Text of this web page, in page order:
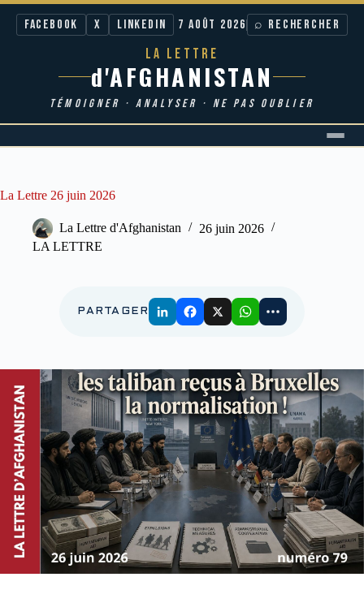
Facebook X LinkedIn 7 AOÛT 2026 ⌕ RECHERCHER
LA LETTRE
d'AFGHANISTAN
TÉMOIGNER · ANALYSER · NE PAS OUBLIER
La Lettre 26 juin 2026
La Lettre d'Afghanistan
26 juin 2026
LA LETTRE
PARTAGER